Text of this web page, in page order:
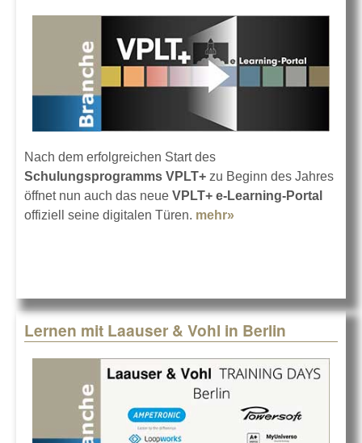
Nach dem erfolgreichen Start des
Schulungsprogramms VPLT+ zu Beginn des Jahres
öffnet nun auch das neue VPLT+ e-Learning-Portal
offiziell seine digitalen Türen. mehr»
Lernen mit Laauser & Vohl in Berlin